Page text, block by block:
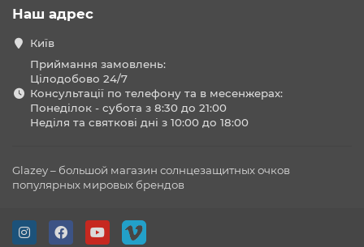
Наш адрес
Київ
Приймання замовлень:
Цілодобово 24/7
Консультації по телефону та в месенжерах:
Понеділок - субота з 8:30 до 21:00
Неділя та святкові дні з 10:00 до 18:00
Glazey – большой магазин солнцезащитных очков
популярных мировых брендов